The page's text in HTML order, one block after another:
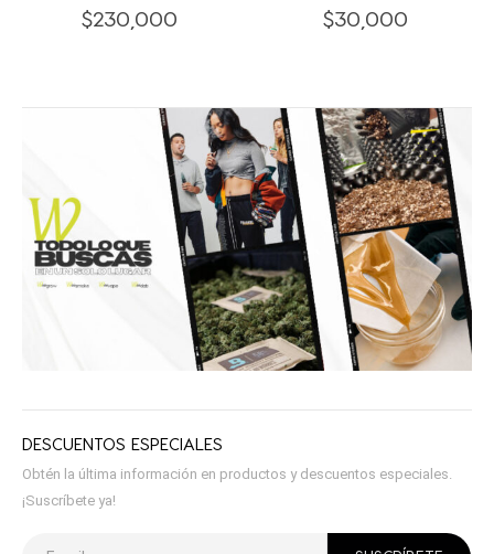
$230,000 $30,000
DESCUENTOS ESPECIALES
Obtén la última información en productos y descuentos especiales.
¡Suscríbete ya!